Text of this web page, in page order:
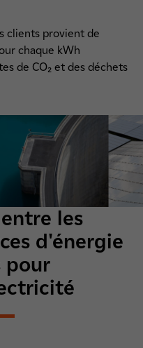
clients provient de
chaque kWh
de CO₂ et des déchets
les
d'énergie
pour